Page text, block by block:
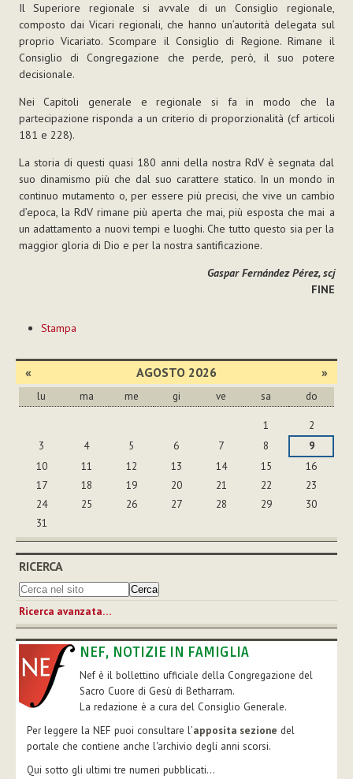
Il Superiore regionale si avvale di un Consiglio regionale,
composto dai Vicari regionali, che hanno un’autorità delegata sul
proprio Vicariato. Scompare il Consiglio di Regione. Rimane il
Consiglio di Congregazione che perde, però, il suo potere
decisionale.
Nei Capitoli generale e regionale si fa in modo che la
partecipazione risponda a un criterio di proporzionalità (cf articoli
181 e 228).
La storia di questi quasi 180 anni della nostra RdV è segnata dal
suo dinamismo più che dal suo carattere statico. In un mondo in
continuo mutamento o, per essere più precisi, che vive un cambio
d’epoca, la RdV rimane più aperta che mai, più esposta che mai a
un adattamento a nuovi tempi e luoghi. Che tutto questo sia per la
maggior gloria di Dio e per la nostra santificazione.
Gaspar Fernández Pérez, scj
FINE
sul
Stampa
« AGOSTO 2026 »
lu ma me gi ve sa do
1
2
3
4 5 6 7 8
9
10
11 12 13 14 15
16
17
18 19 20 21 22
23
24
25 26 27 28 29
30
31
RICERCA
Ricerca avanzata…
NEF, NOTIZIE IN FAMIGLIA
Nef è il bollettino ufficiale della Congregazione del
Sacro Cuore di Gesù di Betharram.
La redazione è a cura del Consiglio Generale.
Per leggere la NEF puoi consultare l’apposita sezione del
portale che contiene anche l'archivio degli anni scorsi.
Qui sotto gli ultimi tre numeri pubblicati...